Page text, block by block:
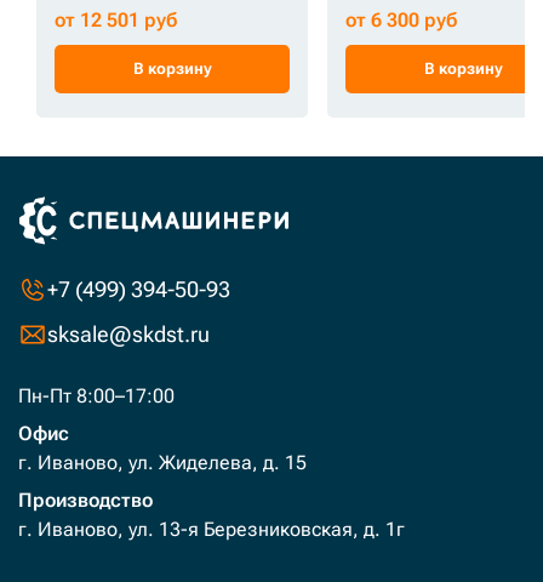
от 12 501 руб
В корзину
от 6 300 руб
В корзину
+7 (499) 394-50-93
sksale@skdst.ru
Пн-Пт 8:00–17:00
Офис
г. Иваново, ул. Жиделева, д. 15
Производство
г. Иваново, ул. 13-я Березниковская, д. 1г